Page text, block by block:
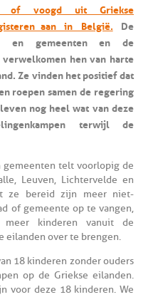
of voogd uit Griekse
aan in België. De
en gemeenten en de
hen van harte
Ze vinden het positief dat
roepen samen de regering
nog heel wat van deze
terwijl de
gemeenten telt voorlopig de
Leuven, Lichtervelde en
ze bereid zijn meer niet-
of gemeente op te vangen,
kinderen vanuit de
eilanden over te brengen.
18 kinderen zonder ouders
op de Griekse eilanden.
voor deze 18 kinderen. We